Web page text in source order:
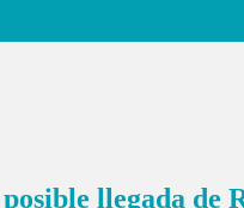
llegada de